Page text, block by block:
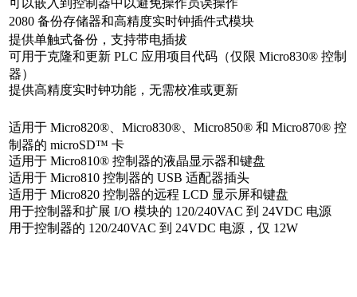
可以嵌入到控制器中以避免操作员误操作
2080 备份存储器和高精度实时钟插件式模块
提供单触式备份，支持带电插拔
可用于克隆和更新 PLC 应用项目代码（仅限 Micro830® 控制
器）
提供高精度实时钟功能，无需校准或更新
适用于 Micro820®、Micro830®、Micro850® 和 Micro870® 控
制器的 microSD™ 卡
适用于 Micro810® 控制器的液晶显示器和键盘
适用于 Micro810 控制器的 USB 适配器插头
适用于 Micro820 控制器的远程 LCD 显示屏和键盘
用于控制器和扩展 I/O 模块的 120/240VAC 到 24VDC 电源
用于控制器的 120/240VAC 到 24VDC 电源，仅 12W